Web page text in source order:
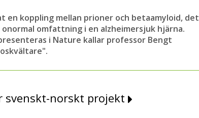
en koppling mellan prioner och betaamyloid, det
onormal omfattning i en alzheimersjuk hjärna.
i Nature kallar professor Bengt
norskt projekt